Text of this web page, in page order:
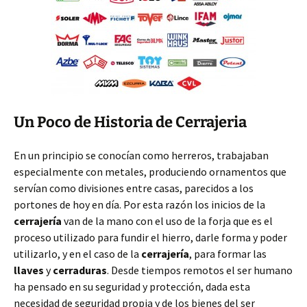
Un Poco de Historia de Cerrajeria
En un principio se conocían como herreros, trabajaban
especialmente con metales, produciendo ornamentos que
servían como divisiones entre casas, parecidos a los
portones de hoy en día. Por esta razón los inicios de la
cerrajería van de la mano con el uso de la forja que es el
proceso utilizado para fundir el hierro, darle forma y poder
utilizarlo, y en el caso de la cerrajería, para formar las
llaves ycerraduras. Desde tiempos remotos el ser humano
ha pensado en su seguridad y protección, dada esta
necesidad de seguridad propia y de los bienes del ser